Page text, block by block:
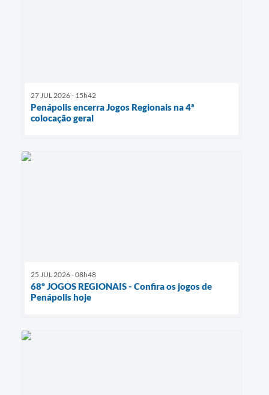
27 JUL 2026 - 15h42
Penápolis encerra Jogos Regionais na 4ª
colocação geral
25 JUL 2026 - 08h48
68º JOGOS REGIONAIS - Confira os jogos de
Penápolis hoje